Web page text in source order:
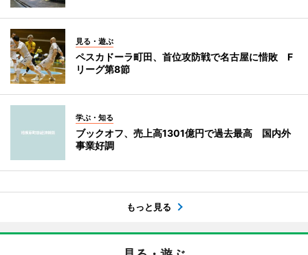
見る・遊ぶ
ペスカドーラ町田、首位攻防戦で名古屋に惜敗 F
リーグ第8節
学ぶ・知る
ブックオフ、売上高1301億円で過去最高 国内外
事業好調
もっと見る